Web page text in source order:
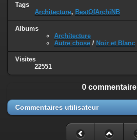
Tags
Architecture, BestOfArchiNB
Albums
Architecture
Autre chose / Noir et Blanc
Visites
22551
0 commentaire
Commentaires utilisateur